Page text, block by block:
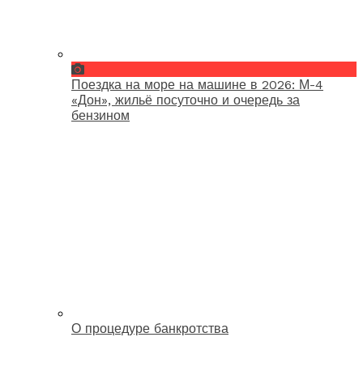
Поездка на море на машине в 2026: М-4
«Дон», жильё посуточно и очередь за
бензином
О процедуре банкротства